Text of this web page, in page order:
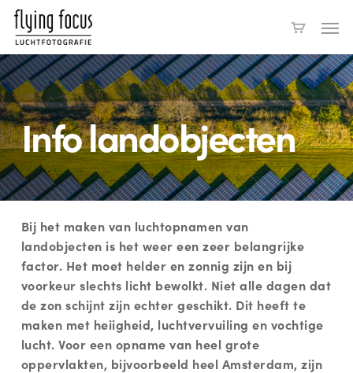
Skip
main
content
Info landobjecten
Bij het maken van luchtopnamen van
landobjecten is het weer een zeer belangrijke
factor. Het moet helder en zonnig zijn en bij
voorkeur slechts licht bewolkt. Niet alle dagen dat
de zon schijnt zijn echter geschikt. Dit heeft te
maken met heiigheid, luchtvervuiling en vochtige
lucht. Voor een opname van heel grote
oppervlakten, bijvoorbeeld heel Amsterdam, zijn